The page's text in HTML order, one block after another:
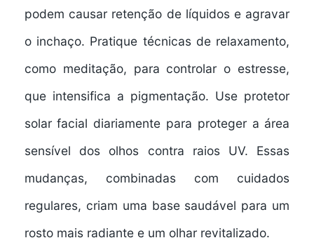
podem causar retenção de líquidos e agravar
o inchaço. Pratique técnicas de relaxamento,
como meditação, para controlar o estresse,
que intensifica a pigmentação. Use protetor
solar facial diariamente para proteger a área
sensível dos olhos contra raios UV. Essas
mudanças, combinadas com cuidados
regulares, criam uma base saudável para um
rosto mais radiante e um olhar revitalizado.